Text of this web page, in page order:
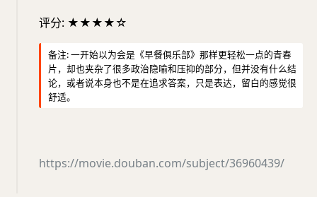
评分: ★★★★☆
备注: 一开始以为会是《早餐俱乐部》那样更轻松一点的青春
片，却也夹杂了很多政治隐喻和压抑的部分，但并没有什么结
论，或者说本身也不是在追求答案，只是表达，留白的感觉很
舒适。
https://movie.douban.com/subject/36960439/